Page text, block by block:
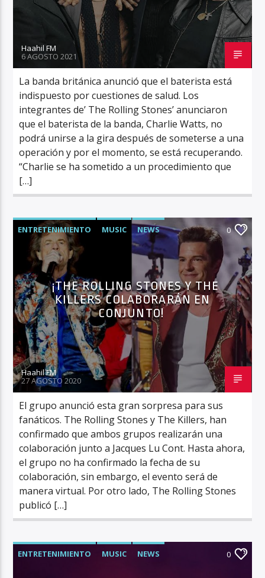
Haahil FM
6 AGOSTO 2021
La banda británica anunció que el baterista está
indispuesto por cuestiones de salud. Los
integrantes de’ The Rolling Stones’ anunciaron
que el baterista de la banda, Charlie Watts, no
podrá unirse a la gira después de someterse a una
operación y por el momento, se está recuperando.
“Charlie se ha sometido a un procedimiento que
[…]
ENTRETENIMIENTO MUSIC NEWS 0
¡THE ROLLING STONES Y THE
KILLERS COLABORARÁN EN
CONJUNTO!
Haahil FM
27 AGOSTO 2020
El grupo anunció esta gran sorpresa para sus
fanáticos. The Rolling Stones y The Killers, han
confirmado que ambos grupos realizarán una
colaboración junto a Jacques Lu Cont. Hasta ahora,
el grupo no ha confirmado la fecha de su
colaboración, sin embargo, el evento será de
manera virtual. Por otro lado, The Rolling Stones
publicó […]
ENTRETENIMIENTO MUSIC NEWS 0